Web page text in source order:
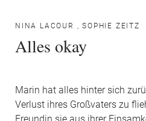
NINA LACOUR ,SOPHIE ZEITZ
Alles okay
Marin hat alles hinter sich
Verlust ihres Großvaters zu